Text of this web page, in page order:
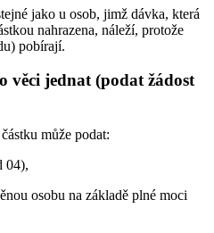
jako u osob, jimž dávka, která
nahrazena, náleží, protože
pobírají.
věci jednat (podat žádost
může podat:
04),
osobu na základě plné moci